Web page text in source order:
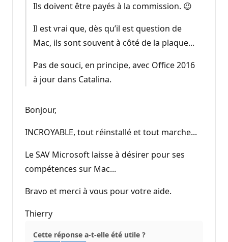
Ils doivent être payés à la commission. 😉
Il est vrai que, dès qu’il est question de
Mac, ils sont souvent à côté de la plaque...
Pas de souci, en principe, avec Office 2016
à jour dans Catalina.
Bonjour,
INCROYABLE, tout réinstallé et tout marche...
Le SAV Microsoft laisse à désirer pour ses
compétences sur Mac...
Bravo et merci à vous pour votre aide.
Thierry
Cette réponse a-t-elle été utile ?